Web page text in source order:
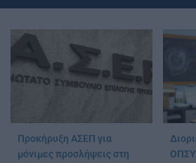
Προκήρυξη ΑΣΕΠ για
μόνιμες προσλήψεις στη